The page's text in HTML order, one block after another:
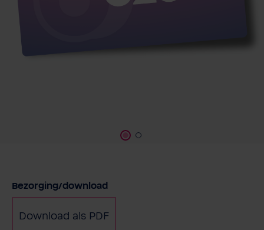
Selecteer
Bezorging/download
Download als PDF